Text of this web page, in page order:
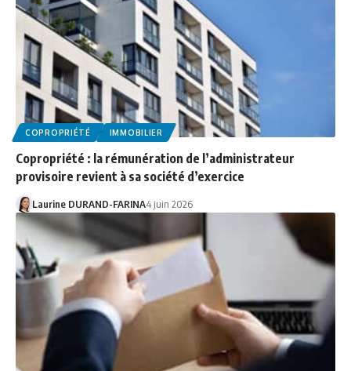
COPROPRIÉTÉ IMMOBILIER
Copropriété : la rémunération de l’administrateur
provisoire revient à sa société d’exercice
Laurine DURAND-FARINA4 juin 2026